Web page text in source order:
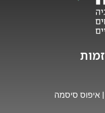
זמות
| איפוס סיסמה